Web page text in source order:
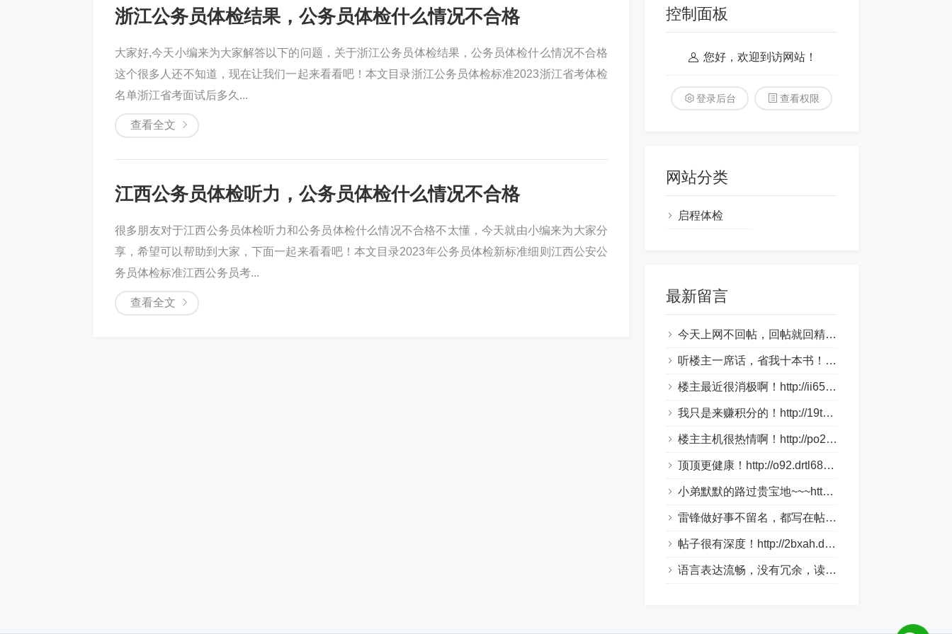
浙江公务员体检结果，公务员体检什么情况不合格
大家好,今天小编来为大家解答以下的问题，关于浙江公务员体检结果，公务员体检什么情况不合格
这个很多人还不知道，现在让我们一起来看看吧！本文目录浙江公务员体检标准2023浙江省考体检
名单浙江省考面试后多久...
查看全文
江西公务员体检听力，公务员体检什么情况不合格
很多朋友对于江西公务员体检听力和公务员体检什么情况不合格不太懂，今天就由小编来为大家分
享，希望可以帮助到大家，下面一起来看看吧！本文目录2023年公务员体检新标准细则江西公安公
务员体检标准江西公务员考...
查看全文
控制面板
您好，欢迎到访网站！
登录后台 查看权限
网站分类
启程体检
最新留言
今天上网不回帖，回帖就回精华帖！http://1aky9.bjkylp.com/
听楼主一席话，省我十本书！http://csi70c.whhongri.com/
楼主最近很消极啊！http://ii65v.loveho.net/
我只是来赚积分的！http://19tk.hlnrg.com/
楼主主机很热情啊！http://po2.bbmpg.com/
顶顶更健康！http://o92.drtl688.com/
小弟默默的路过贵宝地~~~http://bztn9s.dlqyt.com/
雷锋做好事不留名，都写在帖子里！http://4tge4.drtl688.com/
帖子很有深度！http://2bxah.dlqyt.com/
语言表达流畅，没有冗余，读起来很舒服。http://xo310.drtl688.com/